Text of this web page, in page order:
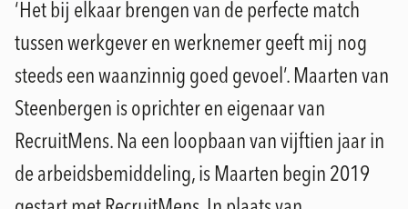
‘Het bij elkaar brengen van de perfecte match
tussen werkgever en werknemer geeft mij nog
steeds een waanzinnig goed gevoel’. Maarten van
Steenbergen is oprichter en eigenaar van
RecruitMens. Na een loopbaan van vijftien jaar in
de arbeidsbemiddeling, is Maarten begin 2019